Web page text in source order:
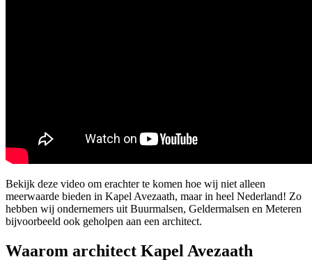
Bekijk deze video om erachter te komen hoe wij niet alleen
meerwaarde bieden in Kapel Avezaath, maar in heel Nederland! Zo
hebben wij ondernemers uit Buurmalsen, Geldermalsen en Meteren
bijvoorbeeld ook geholpen aan een architect.
Waarom architect Kapel Avezaath